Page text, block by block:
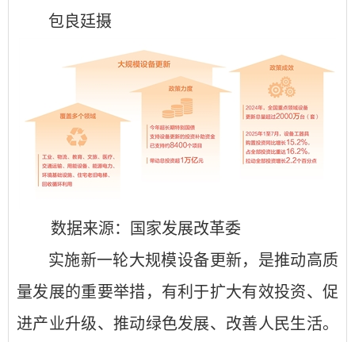
包良廷摄
数据来源：国家发展改革委
实施新一轮大规模设备更新，是推动高质
量发展的重要举措，有利于扩大有效投资、促
进产业升级、推动绿色发展、改善人民生活。